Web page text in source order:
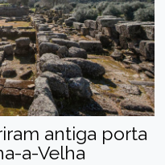
antiga porta
a-Velha